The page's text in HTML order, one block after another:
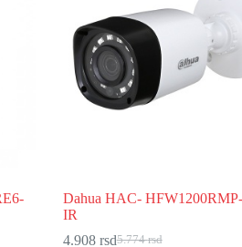
Dahua HAC-
IR
5.774rsd
4.908 rsd